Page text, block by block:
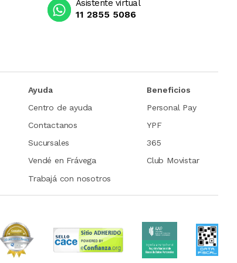
Asistente virtual
11 2855 5086
Ayuda
Centro de ayuda
Contactanos
Sucursales
Vendé en Frávega
Trabajá con nosotros
Beneficios
Personal Pay
YPF
365
Club Movistar